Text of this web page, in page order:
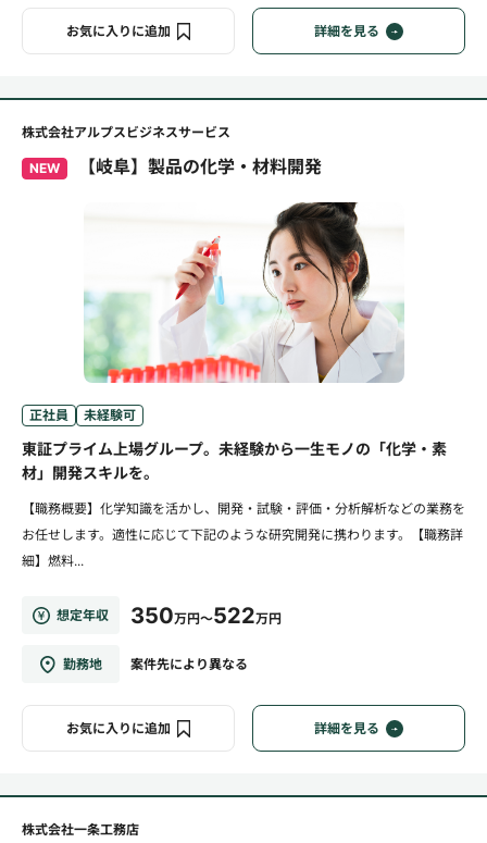
お気に入りに追加 詳細を見る
株式会社アルプスビジネスサービス
NEW 【岐阜】製品の化学・材料開発
正社員 未経験可
東証プライム上場グループ。未経験から一生モノの「化学・素
材」開発スキルを。
【職務概要】化学知識を活かし、開発・試験・評価・分析解析などの業務を
お任せします。適性に応じて下記のような研究開発に携わります。【職務詳
細】燃料...
想定年収 350万円～522万円
勤務地 案件先により異なる
お気に入りに追加 詳細を見る
株式会社一条工務店